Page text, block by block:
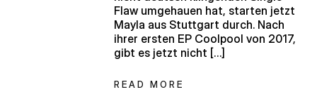
Flaw umgehauen hat, starten jetzt
Mayla aus Stuttgart durch. Nach
ihrer ersten EP Coolpool von 2017,
gibt es jetzt nicht […]
READ MORE